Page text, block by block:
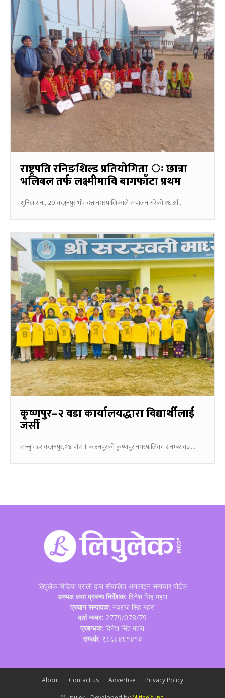
राष्ट्रपति रनिङशिल्ड प्रतियोगिता ः छात्रा
भलिबल तर्फ लक्ष्मीमावि बागफाँटा प्रथम
शुनिल राना, 20 कञ्चनपुर भीमदत्त नगरपालिकाले सचालन गरेको १६ औँ...
कृष्णपुर–२ वडा कार्यालयद्धारा विद्यार्थीलाई
जर्सी
सन्जु महर कञ्चनपुर,०४ पौस । कञ्चनपुरको कृष्णपुर नगरपालिका २ नम्बर वडा...
लिपुलेक मिडिया प्राली द्वारा संचालित अनलाइन समाचार पोर्टल
अध्यक्ष तथा प्रबन्ध निर्देशक: दिनेश सिंह महरा
प्रधान सम्पादक: नवराज सिह महरा
दर्ता नम्बर: 2779/078/79
प्रबन्धक: दिनेश सिंह महरा
सम्पर्क: ९८६८४६१४१२
About Contact us Advertise Privacy Policy